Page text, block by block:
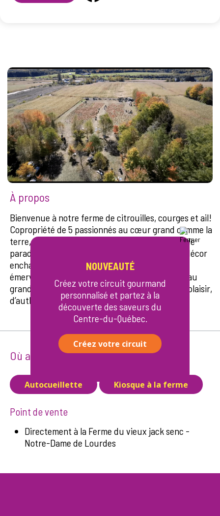
À propos
Bienvenue à notre ferme de citrouilles, courges et ail!
Copropriété de 5 passionnés au cœur grand comme la
terre, la Ferme du vieux Jack est un petit coin de
paradis niché en plein champ et forêt. Dans ce décor
enchanteur, petits et grands découvrent avec
émerveillement nos champs colorés, s’amusent au
grand air et repartent le cœur léger. Un lieu de plaisir,
d’authenticité et de belles récoltes!
Où acheter
Autocueillette Kiosque à la ferme
Point de vente
Directement à la Ferme du vieux jack senc -
Notre-Dame de Lourdes
NOUVEAUTÉ
Créez votre circuit gourmand
personnalisé et partez à la
découverte des saveurs du
Centre-du-Québec.
Créez votre circuit